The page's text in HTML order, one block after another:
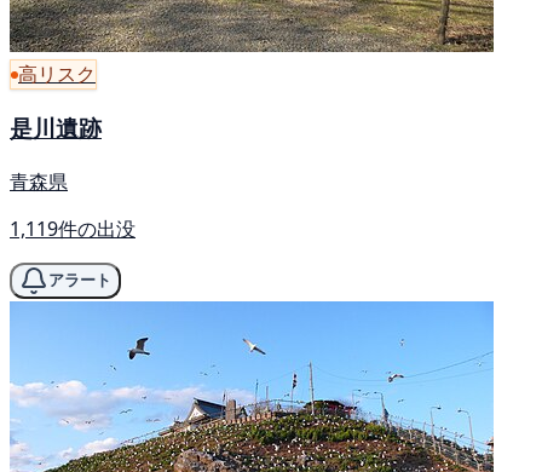
高リスク
是川遺跡
青森県
1,119件の出没
アラート